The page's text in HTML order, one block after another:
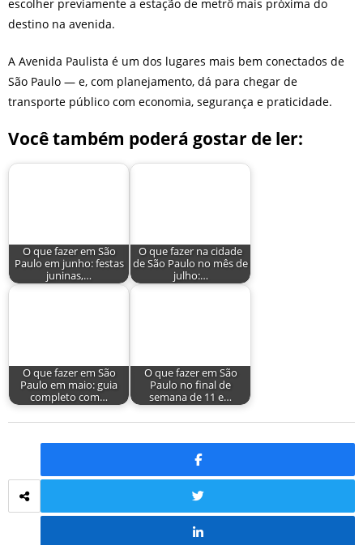
escolher previamente a estação de metrô mais próxima do
destino na avenida.
A Avenida Paulista é um dos lugares mais bem conectados de
São Paulo — e, com planejamento, dá para chegar de
transporte público com economia, segurança e praticidade.
Você também poderá gostar de ler:
O que fazer em São
Paulo em junho: festas
juninas,…
O que fazer na cidade
de São Paulo no mês de
julho:…
O que fazer em São
Paulo em maio: guia
completo com…
O que fazer em São
Paulo no final de
semana de 11 e…